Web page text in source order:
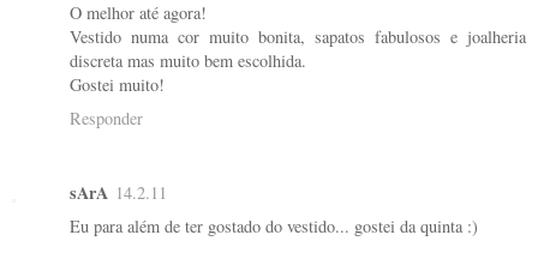
O melhor até agora!
Vestido numa cor muito bonita, sapatos fabulosos e joalheria
discreta mas muito bem escolhida.
Gostei muito!
Responder
sArA 14.2.11
Eu para além de ter gostado do vestido... gostei da quinta :)